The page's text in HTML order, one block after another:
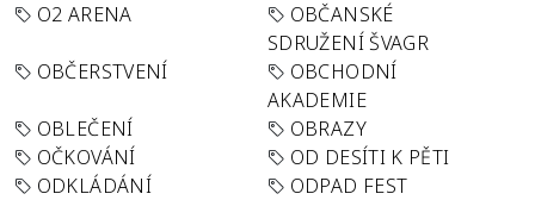
O2 ARENA
OBČANSKÉ
SDRUŽENÍ ŠVAGR
OBČERSTVENÍ
OBCHODNÍ
AKADEMIE
OBLEČENÍ
OBRAZY
OČKOVÁNÍ
OD DESÍTI K PĚTI
ODKLÁDÁNÍ
ODPAD FEST